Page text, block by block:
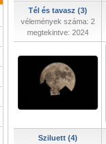
Tél és tavasz (3)
vélemények száma: 2
megtekintve: 2024
Sziluett (4)